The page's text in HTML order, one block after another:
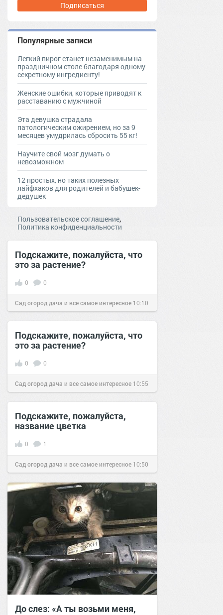
Подписаться
Популярные записи
Легкий пирог станет незаменимым на
праздничном столе благодаря одному
секретному ингредиенту!
Женские ошибки, которые приводят к
расставанию с мужчиной
Эта девушка страдала
патологическим ожирением, но за 9
месяцев умудрилась сбросить 55 кг!
Научите свой мозг думать о
невозможном
12 простых, но таких полезных
лайфхаков для родителей и бабушек-
дедушек
Пользовательское соглашение,
Политика конфиденциальности
Подскажите, пожалуйста, что
это за растение?
0 0
Сад огород дача и все самое интересное 10:10
13 дек 2016
Подскажите, пожалуйста, что
это за растение?
0 0
Сад огород дача и все самое интересное 10:55
05 ноя 2016
Подскажите, пожалуйста,
название цветка
0 1
Сад огород дача и все самое интересное 10:50
07 ноя 2016
До слез: «А ты возьми меня,